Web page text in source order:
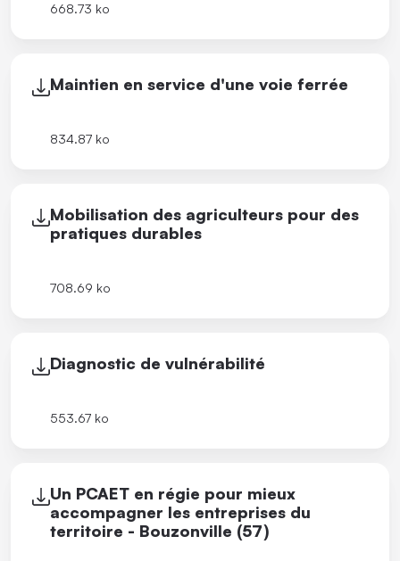
668.73 ko
Maintien en service d'une voie ferrée
834.87 ko
Mobilisation des agriculteurs pour des
pratiques durables
708.69 ko
Diagnostic de vulnérabilité
553.67 ko
Un PCAET en régie pour mieux
accompagner les entreprises du
territoire - Bouzonville (57)